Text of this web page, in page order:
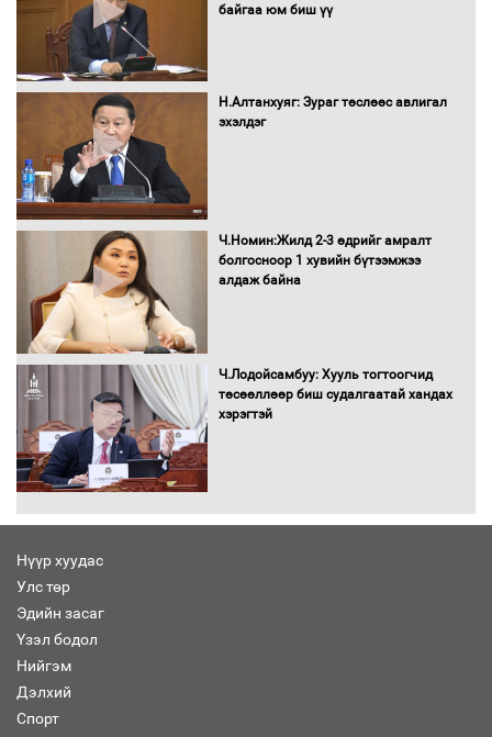
шилжиж, найр наадам, зөвлөгөөн,
гадаад томилолтыг хориглолоо
байгаа юм биш үү
Н.Алтанхуяг: Зураг төслөөс авлигал
эхэлдэг
Ч.Номин:Жилд 2-3 өдрийг амралт
болгосноор 1 хувийн бүтээмжээ
алдаж байна
Ч.Лодойсамбуу: Хууль тогтоогчид
төсөөллөөр биш судалгаатай хандах
хэрэгтэй
Нүүр хуудас
Улс төр
Эдийн засаг
Үзэл бодол
Нийгэм
Дэлхий
Спорт